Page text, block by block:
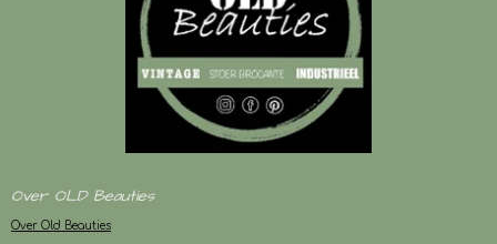
Over OLD Beauties
Over Old Beauties